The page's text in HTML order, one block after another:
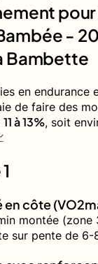
pour
-
Bambette
en endurance
de faire des
11 à 13%, soit
en côte
montée (zone
sur pente de 6-